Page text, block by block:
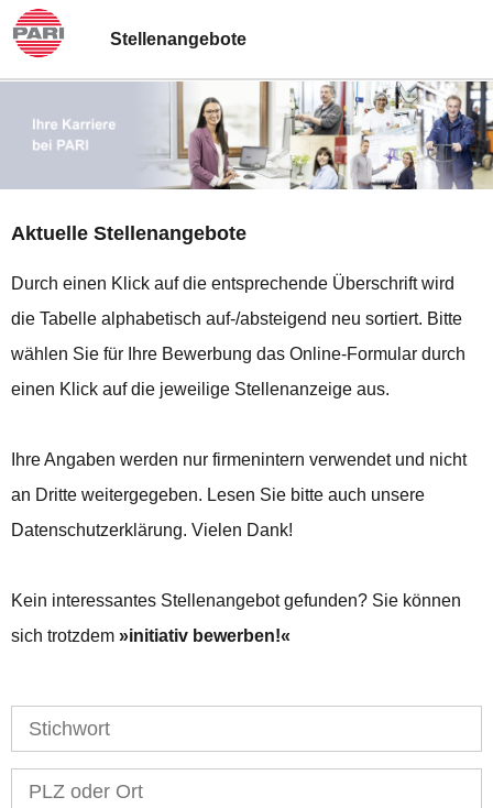
Stellenangebote
Aktuelle Stellenangebote
Durch einen Klick auf die entsprechende Überschrift wird
die Tabelle alphabetisch auf-/absteigend neu sortiert. Bitte
wählen Sie für Ihre Bewerbung das Online-Formular durch
einen Klick auf die jeweilige Stellenanzeige aus.
Ihre Angaben werden nur firmenintern verwendet und nicht
an Dritte weitergegeben. Lesen Sie bitte auch unsere
Datenschutzerklärung. Vielen Dank!
Kein interessantes Stellenangebot gefunden? Sie können
sich trotzdem
initiativ bewerben!